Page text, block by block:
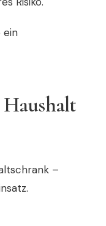
ein
Haushalt
–